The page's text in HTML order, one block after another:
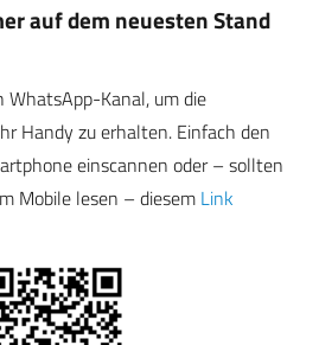
auf dem neuesten Stand
WhatsApp-Kanal, um die
Handy zu erhalten. Einfach den
einscannen oder – sollten
Mobile lesen – diesem Link